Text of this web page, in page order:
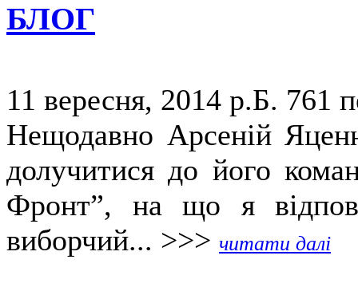
БЛОГ
11 вересня, 2014 р.Б. 761
Нещодавно Арсеній
долучитися до його
Фронт”, на що я
виборчий... >>> читати далі